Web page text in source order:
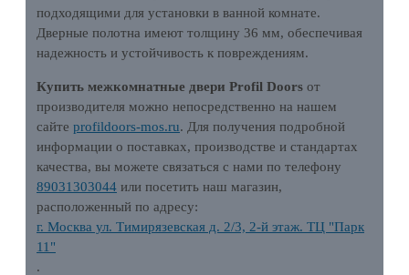
подходящими для установки в ванной комнате.
Дверные полотна имеют толщину 36 мм, обеспечивая
надежность и устойчивость к повреждениям.
Купить межкомнатные двери Profil Doors от
производителя можно непосредственно на нашем
сайте profildoors-mos.ru. Для получения подробной
информации о поставках, производстве и стандартах
качества, вы можете связаться с нами по телефону
89031303044 или посетить наш магазин,
расположенный по адресу:
г. Москва ул. Тимирязевская д. 2/3, 2-й этаж. ТЦ "Парк
11"
.